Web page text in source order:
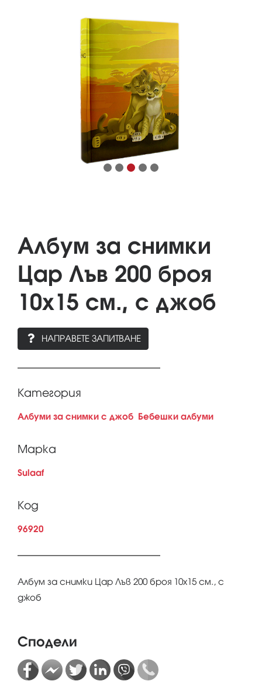
Албум за снимки
Цар Лъв 200 броя
10x15 см., с джоб
НАПРАВЕТЕ ЗАПИТВАНЕ
Категория
Албуми за снимки с джоб Бебешки албуми
Марка
Sulaaf
Код
96920
Албум за снимки Цар Лъв 200 броя 10x15 см., с
джоб
Сподели